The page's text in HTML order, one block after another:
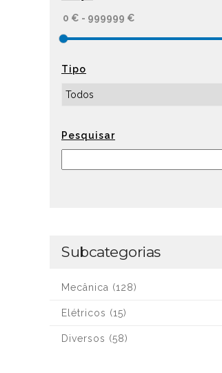
Tipo
Pesquisar
Subcategorias
Mecânica (128)
Elétricos (15)
Diversos (58)